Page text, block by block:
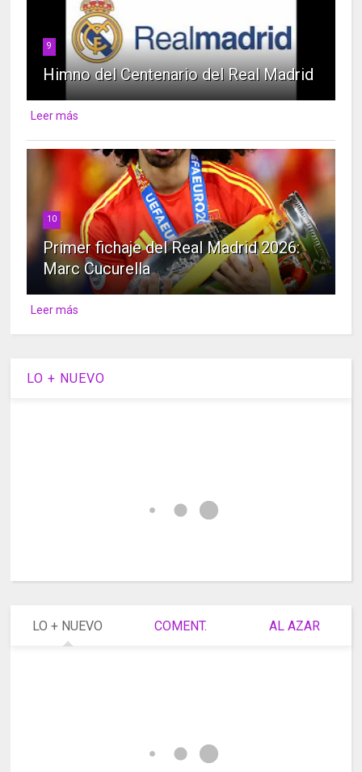
9
Himno del Centenario del Real Madrid
Leer más
10
Primer fichaje del Real Madrid 2026:
Marc Cucurella
Leer más
LO + NUEVO
LO + NUEVO COMENT. AL AZAR